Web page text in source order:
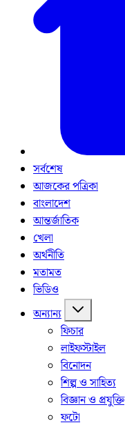
সর্বশেষ
আজকের পত্রিকা
বাংলাদেশ
আন্তর্জাতিক
খেলা
অর্থনীতি
মতামত
ভিডিও
অন্যান্য
ফিচার
লাইফস্টাইল
বিনোদন
শিল্প ও সাহিত্য
বিজ্ঞান ও প্রযুক্তি
ফটো